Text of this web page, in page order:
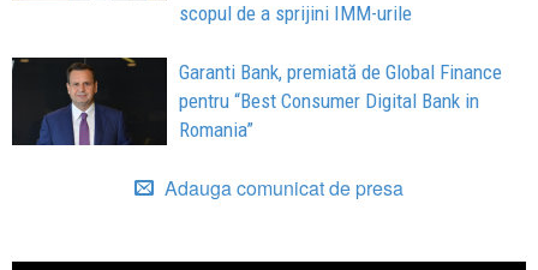
scopul de a sprijini IMM-urile
Garanti Bank, premiată de Global Finance
pentru “Best Consumer Digital Bank in
Romania”
Adauga comunicat de presa